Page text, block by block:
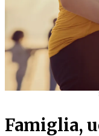
Famiglia,